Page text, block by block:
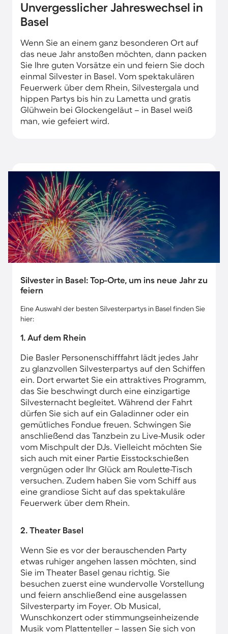
Unvergesslicher Jahreswechsel in
Basel
Wenn Sie an einem ganz besonderen Ort auf
das neue Jahr anstoßen möchten, dann packen
Sie Ihre guten Vorsätze ein und feiern Sie doch
einmal Silvester in Basel. Vom spektakulären
Feuerwerk über dem Rhein, Silvestergala und
hippen Partys bis hin zu Lametta und gratis
Glühwein bei Glockengeläut – in Basel weiß
man, wie gefeiert wird.
Silvester in Basel: Top-Orte, um ins neue Jahr zu
feiern
Eine Auswahl der besten Silvesterpartys in Basel finden Sie
hier:
1. Auf dem Rhein
Die Basler Personenschifffahrt lädt jedes Jahr
zu glanzvollen Silvesterpartys auf den Schiffen
ein. Dort erwartet Sie ein attraktives Programm,
das Sie beschwingt durch eine einzigartige
Silvesternacht begleitet. Während der Fahrt
dürfen Sie sich auf ein Galadinner oder ein
gemütliches Fondue freuen. Schwingen Sie
anschließend das Tanzbein zu Live-Musik oder
vom Mischpult der DJs. Vielleicht möchten Sie
sich auch mit einer Partie Eisstockschießen
vergnügen oder Ihr Glück am Roulette-Tisch
versuchen. Zudem haben Sie vom Schiff aus
eine grandiose Sicht auf das spektakuläre
Feuerwerk über dem Rhein.
2. Theater Basel
Wenn Sie es vor der berauschenden Party
etwas ruhiger angehen lassen möchten, sind
Sie im Theater Basel genau richtig. Sie
besuchen zuerst eine wundervolle Vorstellung
und feiern anschließend eine ausgelassen
Silvesterparty im Foyer. Ob Musical,
Wunschkonzert oder stimmungseinheizende
Musik vom Plattenteller – lassen Sie sich von